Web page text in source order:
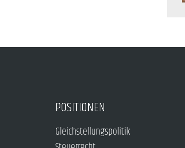
POSITIONEN
Gleichstellungspolitik